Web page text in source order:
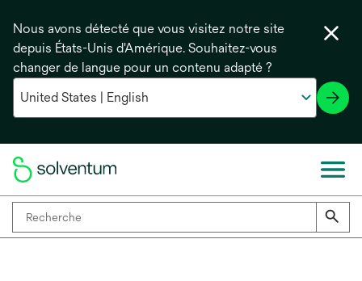
Nous avons détecté que vous visitez notre site
depuis États-Unis d'Amérique. Souhaitez-vous
changer de langue pour un contenu adapté ?